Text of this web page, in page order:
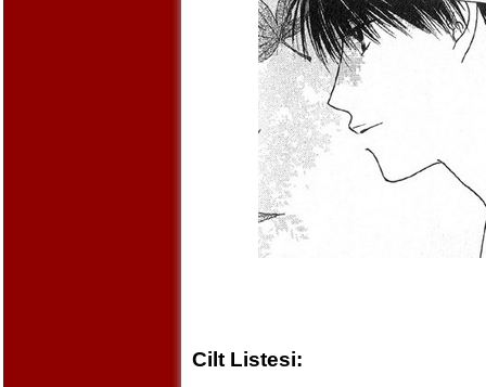
Cilt Listesi: